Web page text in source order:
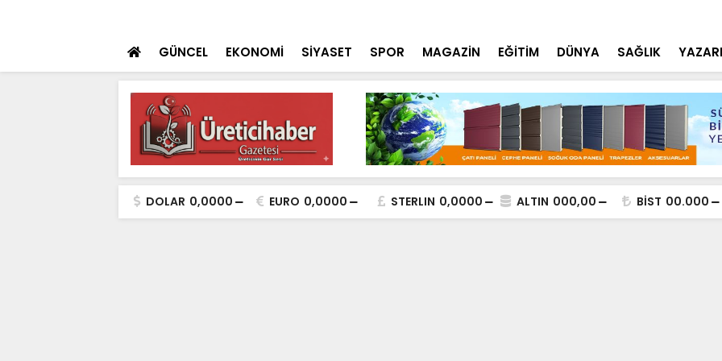
GÜNCEL EKONOMİ SİYASET SPOR MAGAZİN EĞİTİM DÜNYA SAĞLIK
DOLAR 0,0000 EURO 0,0000 STERLIN 0,0000 ALTIN 000,00 BİST 00.000